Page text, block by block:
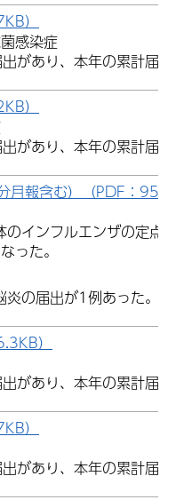
）
感染症
があり、本年の累計届
）
があり、本年の累計届
月報含む）（PDF：
インフルエンザの定点
った。
の届出が1例あった。
）
があり、本年の累計届
）
があり、本年の累計届